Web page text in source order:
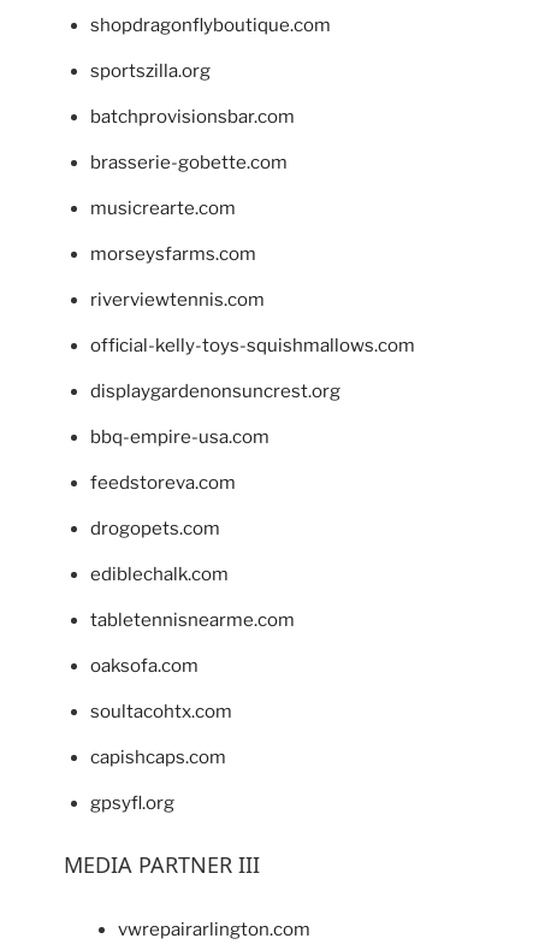
shopdragonflyboutique.com
sportszilla.org
batchprovisionsbar.com
brasserie-gobette.com
musicrearte.com
morseysfarms.com
riverviewtennis.com
official-kelly-toys-squishmallows.com
displaygardenonsuncrest.org
bbq-empire-usa.com
feedstoreva.com
drogopets.com
ediblechalk.com
tabletennisnearme.com
oaksofa.com
soultacohtx.com
capishcaps.com
gpsyfl.org
MEDIA PARTNER III
vwrepairarlington.com